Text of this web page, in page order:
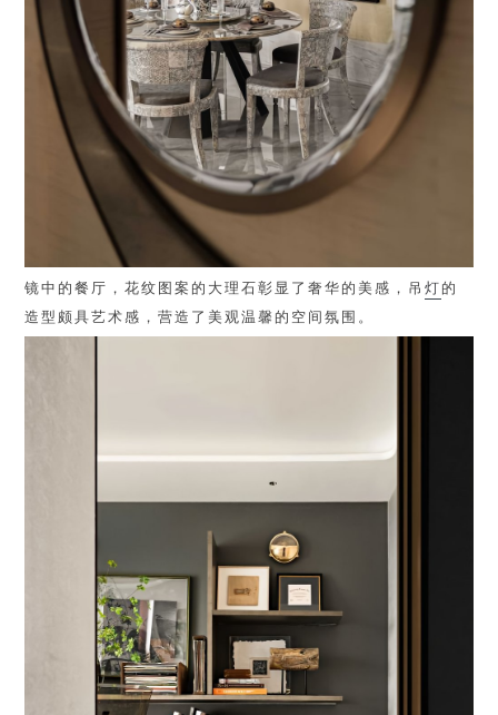
镜中的餐厅，花纹图案的大理石彰显了奢华的美感，吊 灯的
造型颇具艺术感，营造了美观温馨的空间氛围。